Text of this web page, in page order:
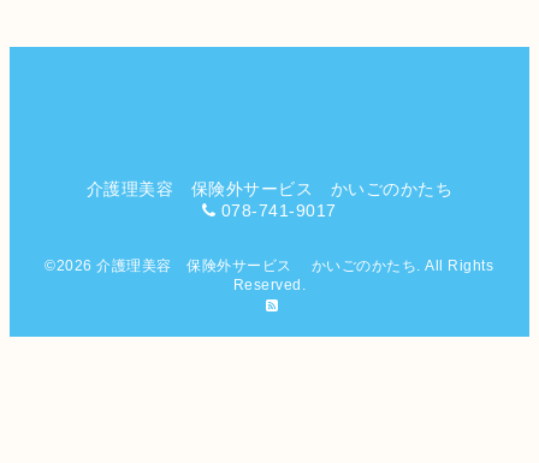
介護理美容 保険外サービス かいごのかたち
078-741-9017
©2026介護理美容 保険外サービス かいごのかたち . All Rights
Reserved.